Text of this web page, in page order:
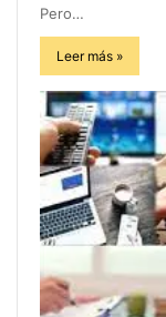
Pero…
Leer más »